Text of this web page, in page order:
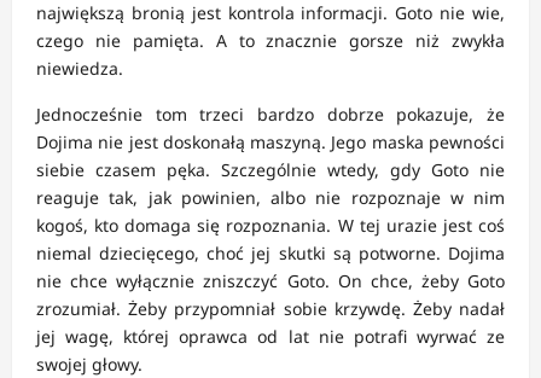
największą bronią jest kontrola informacji. Goto nie wie,
czego nie pamięta. A to znacznie gorsze niż zwykła
niewiedza.
Jednocześnie tom trzeci bardzo dobrze pokazuje, że
Dojima nie jest doskonałą maszyną. Jego maska pewności
siebie czasem pęka. Szczególnie wtedy, gdy Goto nie
reaguje tak, jak powinien, albo nie rozpoznaje w nim
kogoś, kto domaga się rozpoznania. W tej urazie jest coś
niemal dziecięcego, choć jej skutki są potworne. Dojima
nie chce wyłącznie zniszczyć Goto. On chce, żeby Goto
zrozumiał. Żeby przypomniał sobie krzywdę. Żeby nadał
jej wagę, której oprawca od lat nie potrafi wyrwać ze
swojej głowy.